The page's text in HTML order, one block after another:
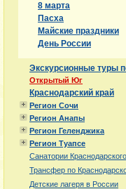
8 марта
Пасха
Майские праздники
День России
Экскурсионные туры
Открытый Юг
Краснодарский край
Регион Сочи
Регион Анапы
Регион Геленджика
Регион Туапсе
Санатории
Трансфер по
Детские лагеря в России